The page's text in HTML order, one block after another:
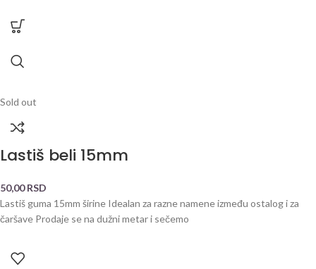
Sold out
Lastiš beli 15mm
50,00RSD
Lastiš guma 15mm širine Idealan za razne namene između ostalog i za
čaršave Prodaje se na dužni metar i sečemo